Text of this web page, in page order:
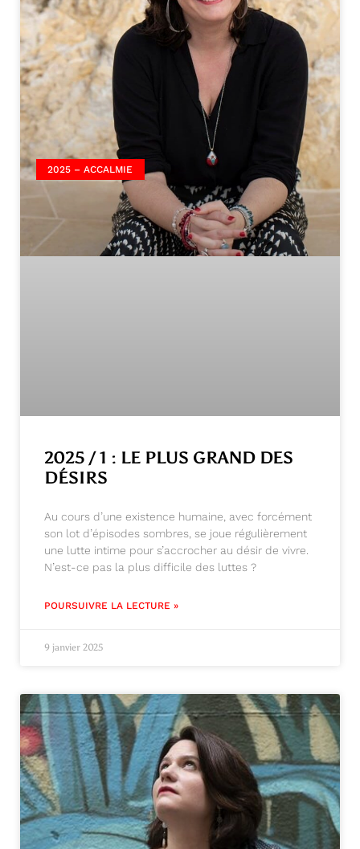
2025 – ACCALMIE
2025 / 1 : LE PLUS GRAND DES
DÉSIRS
Au cours d’une existence humaine, avec forcément
son lot d’épisodes sombres, se joue régulièrement
une lutte intime pour s’accrocher au désir de vivre.
N’est-ce pas la plus difficile des luttes ?
POURSUIVRE LA LECTURE »
9 janvier 2025